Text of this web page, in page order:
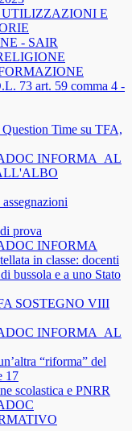
UTILIZZAZIONI E
- SAIR
73 art. 59 comma 4 -
Time su TFA,
INFORMA_AL
prova
INFORMA
in classe: docenti
bussola e a uno Stato
SOSTEGNO VIII
INFORMA_AL
“riforma” del
17
scolastica e PNRR